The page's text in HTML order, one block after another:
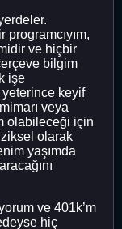
ve hiçbir
bilgim
işe
yeterince keyif
veya
olabileceği için
olarak
yaşımda
ve 401k’m
hiç